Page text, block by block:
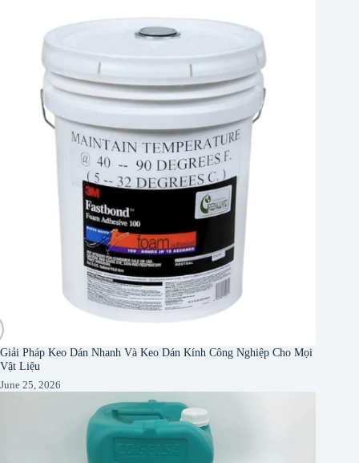
Giải Pháp Keo Dán Nhanh Và Keo Dán Kính Công Nghiệp Cho Mọi
Vật Liệu
June 25, 2026